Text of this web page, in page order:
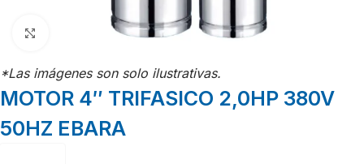
Click para agrandar
*Las imágenes son solo ilustrativas.
MOTOR 4″ TRIFASICO 2,0HP 380V
50HZ EBARA